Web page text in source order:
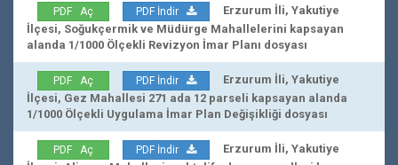
PDF Aç PDF İndir
Erzurum İli, Yakutiye
İlçesi, Soğukçermik ve Müdürge Mahallelerini kapsayan
alanda 1/1000 Ölçekli Revizyon İmar Planı dosyası
PDF Aç PDF İndir
Erzurum İli, Yakutiye
İlçesi, Gez Mahallesi 271 ada 12 parseli kapsayan alanda
1/1000 Ölçekli Uygulama İmar Plan Değişikliği dosyası
PDF Aç PDF İndir
Erzurum İli, Yakutiye